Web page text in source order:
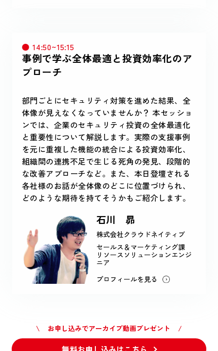
14:50~15:15
事例で学ぶ全体最適と投資効率化のア
プローチ
部門ごとにセキュリティ対策を進めた結果、全
体像が見えなくなっていませんか？ 本セッショ
ンでは、企業のセキュリティ投資の全体最適化
と重要性について解説します。実際の支援事例
を元に重複した機能の統合による投資効率化、
組織間の連携不足で生じる死角の発見、段階的
な改善アプローチなど。また、本日登壇される
各社様のお話が全体像のどこに位置づけられ、
どのような期待を持てそうかもご紹介します。
石川 昴
株式会社クラウドネイティブ
セールス＆マーケティング課
リソースソリューションエンジ
ニア
プロフィールを見る
\ お申し込みでアーカイブ動画プレゼント /